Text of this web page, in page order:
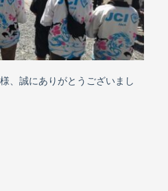
、誠にありがとうございまし